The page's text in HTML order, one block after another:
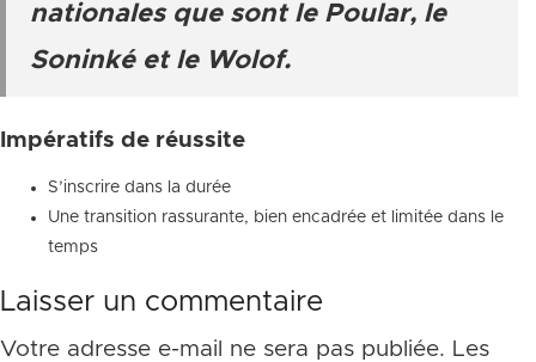
nationales que sont le Poular, le
Soninké et le Wolof.
Impératifs de réussite
S’inscrire dans la durée
Une transition rassurante, bien encadrée et limitée dans le
temps
Laisser un commentaire
Votre adresse e-mail ne sera pas publiée. Les